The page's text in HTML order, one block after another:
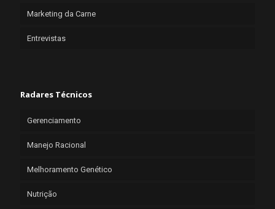
Marketing da Carne
Entrevistas
Radares Técnicos
Gerenciamento
Manejo Racional
Melhoramento Genético
Nutrição